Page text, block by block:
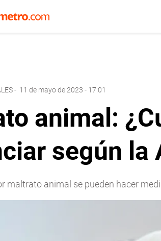
- 11 de mayo de 2023 - 17:01
animal:
según la
maltrato animal se pueden hacer